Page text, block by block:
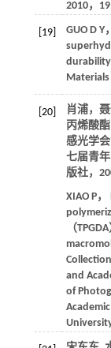
2010， 19
[19] GUO D Y，
Materials
[20]
肖浦，
丙烯酸
感光学
七届青
版社，
XIAO P，
（
and
of
University